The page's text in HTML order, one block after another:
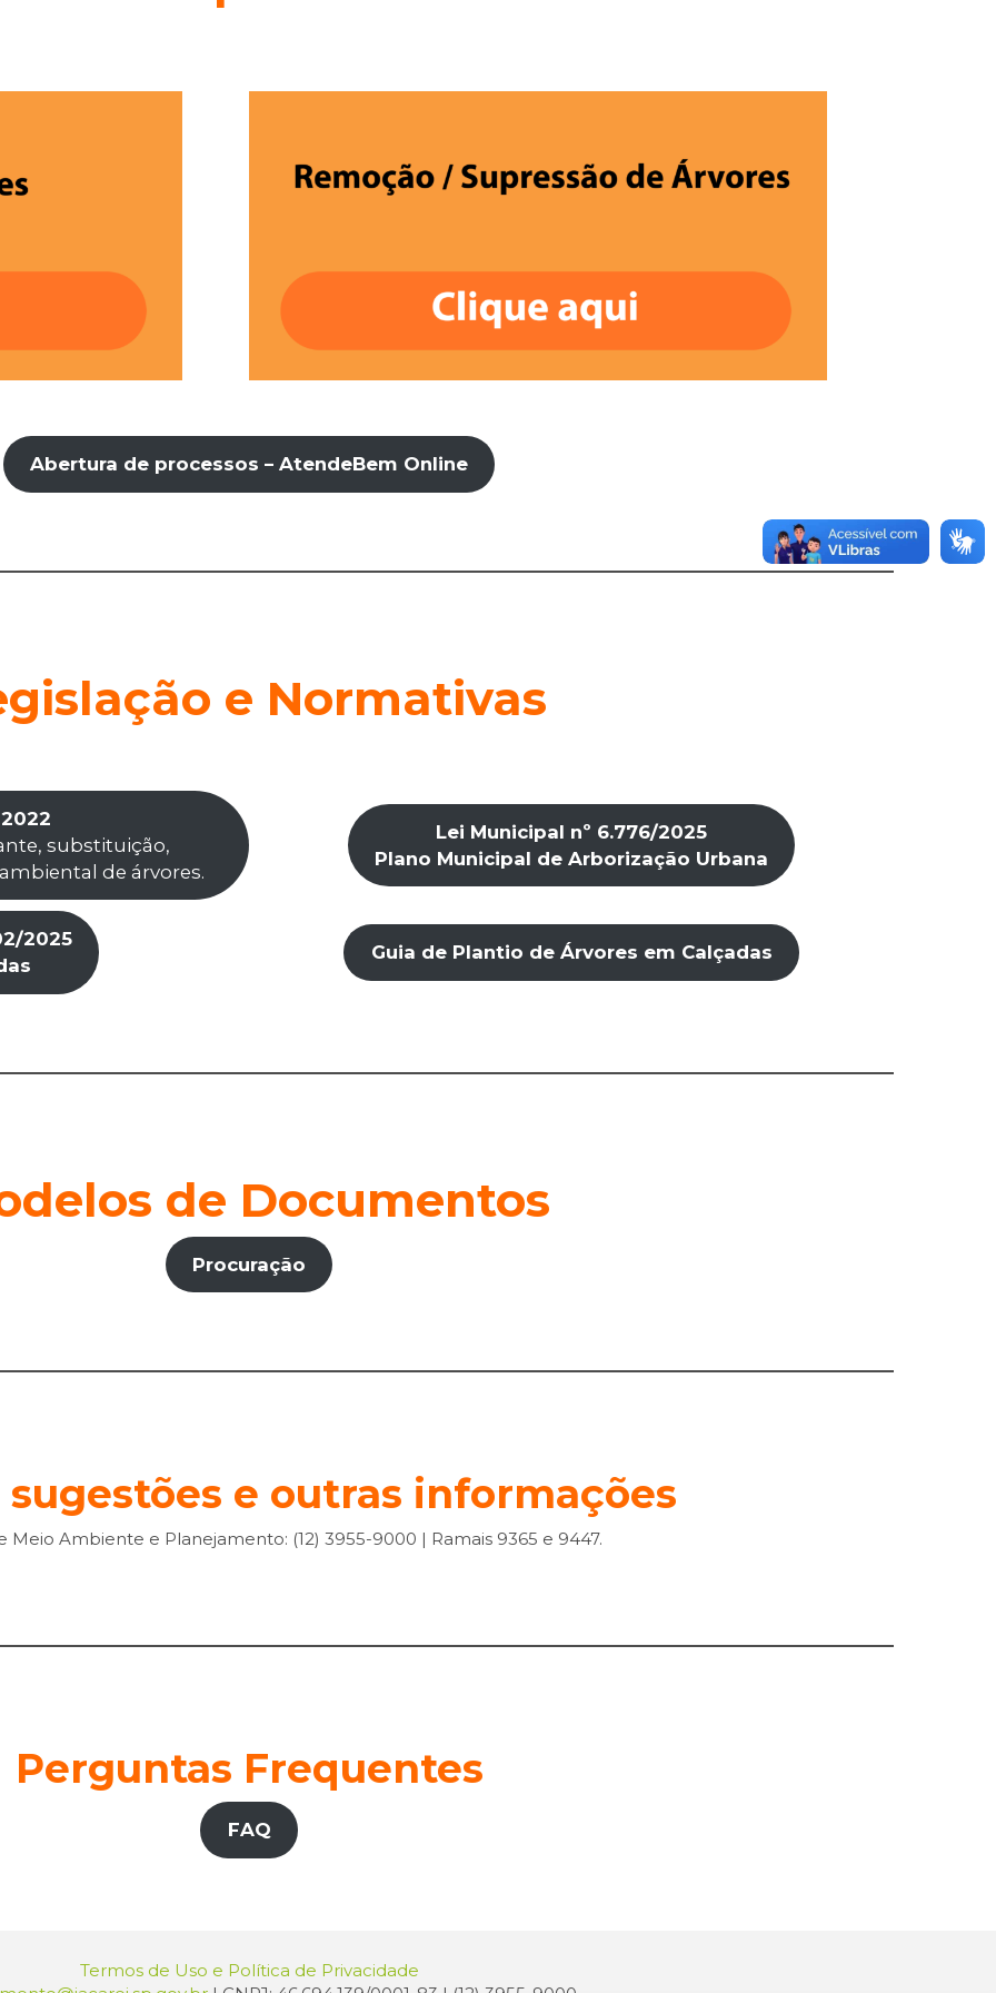
Abertura de processos – AtendeBem Online
e Normativas
substituição,
de árvores.
Lei Municipal nº 6.776/2025
Plano Municipal de Arborização Urbana
2025
Guia de Plantio de Árvores em Calçadas
de Documentos
Procuração
sugestões e outras informações
Meio Ambiente e Planejamento: (12) 3955-9000 | Ramais 9365 e 9447.
Perguntas Frequentes
FAQ
Termos de Uso e Política de Privacidade